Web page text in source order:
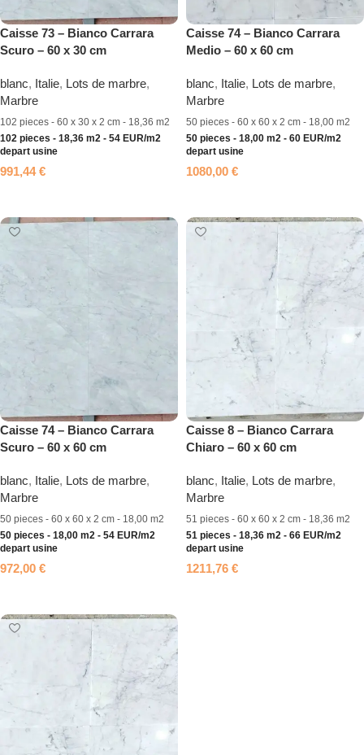
Caisse 73 – Bianco Carrara
Scuro – 60 x 30 cm
blanc, Italie, Lots de marbre,
Marbre
102 pieces - 60 x 30 x 2 cm - 18,36 m2
102 pieces - 18,36 m2 - 54 EUR/m2
depart usine
991,44€
Caisse 74 – Bianco Carrara
Medio – 60 x 60 cm
blanc, Italie, Lots de marbre,
Marbre
50 pieces - 60 x 60 x 2 cm - 18,00 m2
50 pieces - 18,00 m2 - 60 EUR/m2
depart usine
1080,00 €
Caisse 74 – Bianco Carrara
Scuro – 60 x 60 cm
blanc, Italie, Lots de marbre,
Marbre
50 pieces - 60 x 60 x 2 cm - 18,00 m2
50 pieces - 18,00 m2 - 54 EUR/m2
depart usine
972,00 €
Caisse 8 – Bianco Carrara
Chiaro – 60 x 60 cm
blanc, Italie, Lots de marbre,
Marbre
51 pieces - 60 x 60 x 2 cm - 18,36 m2
51 pieces - 18,36 m2 - 66 EUR/m2
depart usine
1211,76 €